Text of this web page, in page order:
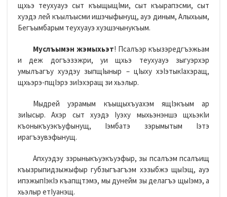
щхьэ теухуауэ сыт къыщыщIми, сыт къырапэсми, сыт
хуэдэ лей къылъысми ишэчыфынущ, ауэ диным, Алыхьым,
Бегъымбарым теухуауэ хуэшэчынукъым.
Муслъымэн жэмыхьэт! Псалъэр къызэредгъэжьам
и деж догъэзэжри, уи щхьэ теухуауэ зыгуэрхэр
умылъагъу хуэдэу зыпщIыныр – цIыху хэIэтыкIахэращ,
щхьэрэ-пщIэрэ зиIэхэращ зи хьэлыр.
Мыдрей уэрамым къыщыхъуахэм ящIэкъым ар
зиIысыр. Ахэр сыт хуэдэ Iуэху мыхьэнэншэ щхьэкIи
къоныкъуэкъуфынущ, Iэмбатэ зэрымытым Iэтэ
ирагъэувэфынущ.
Апхуэдэу зэрыныкъуэкъуэфыр, зы псалъэм псалъищ
къызрыпидзыжыфыр губзыгъагъэм хэзыбжэ щыIэщ, ауэ
ипэжыпIэкIэ къапщтэмэ, мы дунейм зы делагъэ щыIэмэ, а
хьэлыр етIуанэщ.